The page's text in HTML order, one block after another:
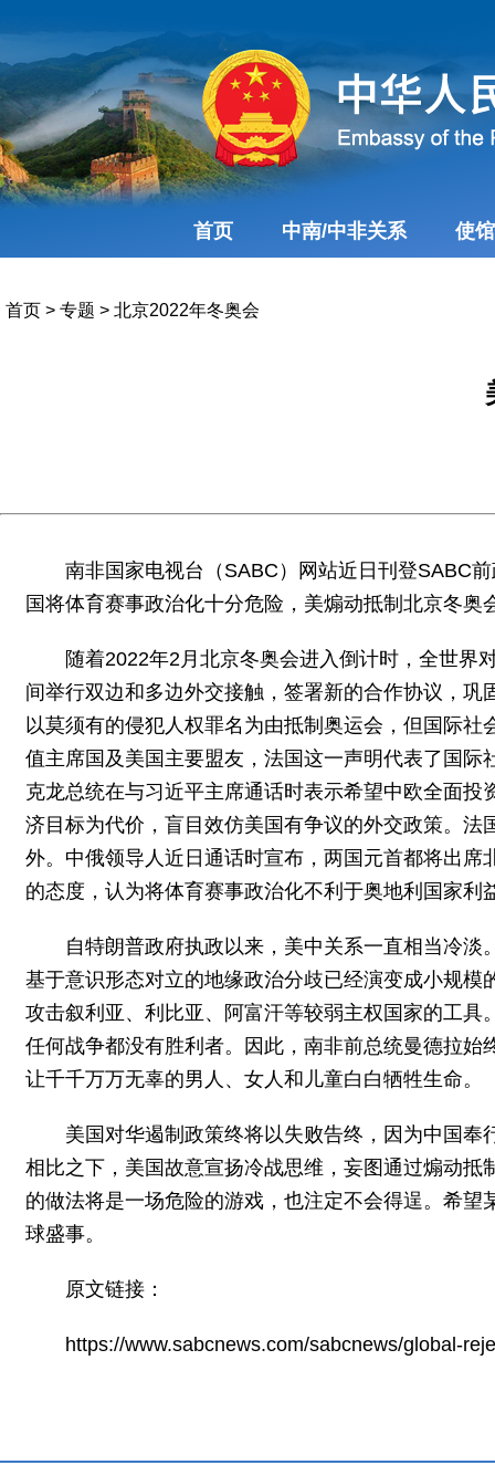
首页 中南/中非关系 使
首页 > 专题 > 北京2022年冬奥会
南非国家电视台（SABC）网站近日刊登SABC
国将体育赛事政治化十分危险，美煽动抵制北京冬
随着2022年2月北京冬奥会进入倒计时，全世界
间举行双边和多边外交接触，签署新的合作协议，
以莫须有的侵犯人权罪名为由抵制奥运会，但国际
值主席国及美国主要盟友，法国这一声明代表了国际
克龙总统在与习近平主席通话时表示希望中欧全面
济目标为代价，盲目效仿美国有争议的外交政策。
外。中俄领导人近日通话时宣布，两国元首都将出
的态度，认为将体育赛事政治化不利于奥地利国家利
自特朗普政府执政以来，美中关系一直相当冷
基于意识形态对立的地缘政治分歧已经演变成小规
攻击叙利亚、利比亚、阿富汗等较弱主权国家的工
任何战争都没有胜利者。因此，南非前总统曼德拉
让千千万万无辜的男人、女人和儿童白白牺牲生命。
美国对华遏制政策终将以失败告终，因为中国
相比之下，美国故意宣扬冷战思维，妄图通过煽动
的做法将是一场危险的游戏，也注定不会得逞。希
球盛事。
原文链接：
https://www.sabcnews.com/sabcnews/global-